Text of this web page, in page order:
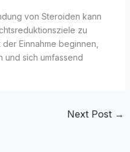
von Steroiden kann
zu
Einnahme beginnen,
und sich umfassend
Next Post →